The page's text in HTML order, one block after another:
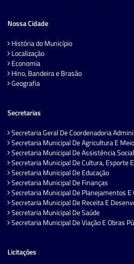
Nossa Cidade
História do Município
Localização
Economia
Hino, Bandeira e Brasão
Geografia
Secretarias
Secretaria Geral De Coordenadoria
Secretaria Municipal De Agricultura E
Secretaria Municipal De Assistência Social
Secretaria Municipal De Cultura, Esporte
Secretaria Municipal De Educação
Secretaria Municipal De Finanças
Secretaria Municipal De Planejamentos E
Secretaria Municipal De Receita E
Secretaria Municipal De Saúde
Secretaria Municipal De Viação E Obras
Licitações